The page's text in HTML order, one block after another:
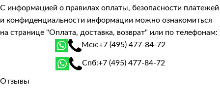
С информацией о правилах оплаты, безопасности платежей
и конфиденциальности информации можно ознакомиться
на странице "Оплата, доставка, возврат" или по телефонам:
Мск:+7 (495) 477-84-72
Спб:+7 (495) 477-84-72
Отзывы